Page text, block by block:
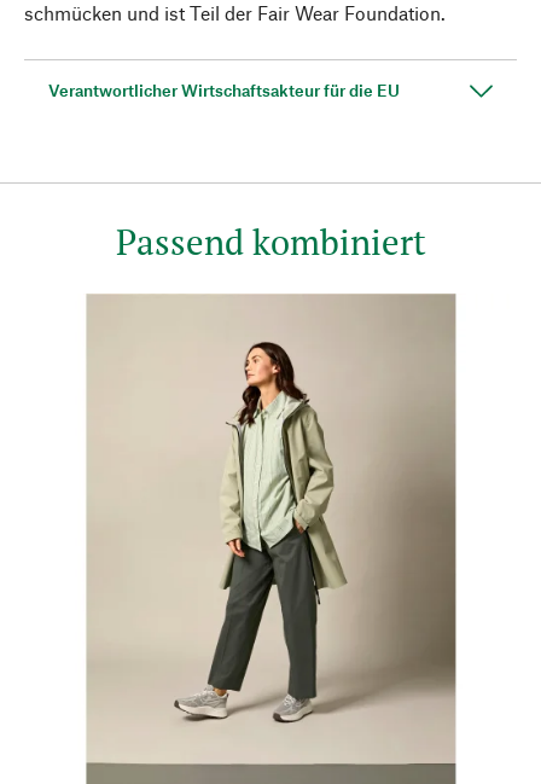
schmücken und ist Teil der Fair Wear Foundation.
Verantwortlicher Wirtschaftsakteur für die EU
Passend kombiniert